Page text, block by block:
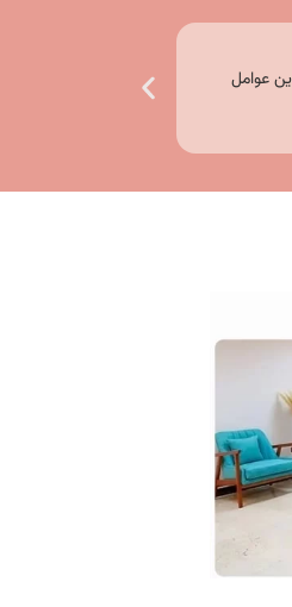
عوامل
اهمیت زیبایی و
از زیرشاخه‌های طب